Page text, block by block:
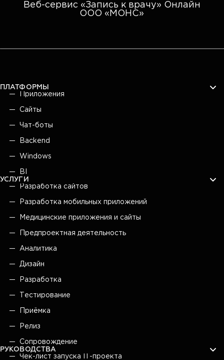
Веб-сервис «Запись к врачу» Онлайн
ООО «МОНС»
ПЛАТФОРМЫ
Приложения
Сайты
Чат-боты
Backend
Windows
BI
УСЛУГИ
Разработка сайтов
Разработка мобильных приложений
Медицинские приложения и сайты
Предпроектная деятельность
Аналитика
Дизайн
Разработка
Тестирование
Приёмка
Релиз
Сопровождение
РУКОВОДСТВА
Чек-лист запуска IT-проекта